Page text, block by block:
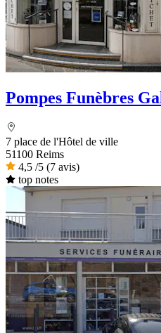
Pompes Funèbres
7 place de l'Hôtel de ville
51100 Reims
4,5 /5 (7 avis)
top notes